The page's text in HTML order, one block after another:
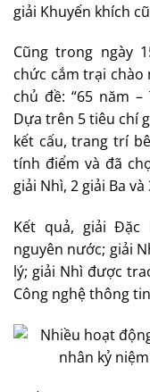
giải Khuyến khích
Cũng trong ngày
chức cắm trại
chủ đề: “65 năm
Dựa trên 5 tiêu chí
kết cấu, trang trí
tính điểm và đã
giải Nhì, 2 giải Ba
Kết quả, giải
nguyên nước; giải
lý; giải Nhì được
Công nghệ thông